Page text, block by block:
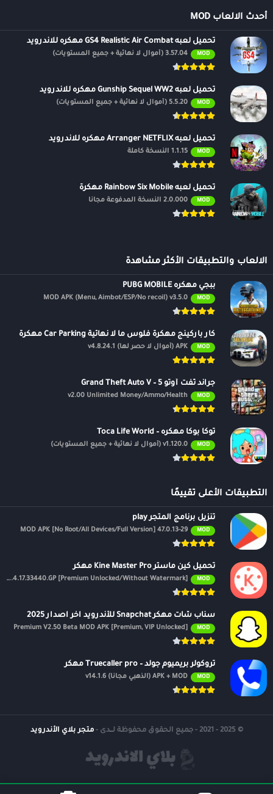
أحدث الالعاب MOD
تحميل لعبه GS4 Realistic Air Combat مهكره للاندرويد
MOD 3.57.04 (أموال لا نهائية + جميع المستويات)
تحميل لعبه Gunship Sequel WW2 مهكره للاندرويد
MOD 5.5.20 (أموال لا نهائية + جميع المستويات)
تحميل لعبه Arranger NETFLIX مهكره للاندرويد
MOD 1.1.15 النسخة كاملة
تحميل لعبه Rainbow Six Mobile مهكرة
MOD 2.0.000 النسخة المدفوعة مجانًا
الالعاب والتطبيقات الأكثر مشاهدة
ببجي مهكره PUBG MOBILE
MOD
MOD APK (Menu, Aimbot/ESP/No recoil) v3.5.0
كار باركينج مهكرة فلوس ما لا نهائية Car Parking مهكرة
MOD APK (أموال لا حصر لها) v4.8.24.1
جراند ثفت أوتو 5 – Grand Theft Auto V
MOD
v2.00 Unlimited Money/Ammo/Health
توكا بوكا مهكره – Toca Life World
MOD v1.120.0 (أموال لا نهائية + جميع المستويات)
التطبيقات الأعلى تقييمًا
تنزيل برنامج المتجر play
MOD
47.0.13-29 MOD APK [No Root/All Devices/Full Version]
تحميل كين ماستر Kine Master Pro مهكر
MOD
APK v7.4.17.33440.GP [Premium Unlocked/Without Watermark]
سناب شات مهكر Snapchat للأندرويد اخر اصدار 2025
MOD
Premium V2.50 Beta MOD APK [Premium, VIP Unlocked]
تروكولر بريميوم جولد – Truecaller pro مهكر
MOD APK + MOD (الذهبي مجانًا) v14.1.6
© 2025 - 2021 - جميع الحقوق محفوظة لــدى - متجر بلاي الأندرويد